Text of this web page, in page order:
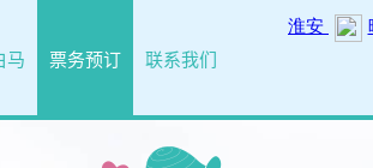
马 票务预订 联系我们